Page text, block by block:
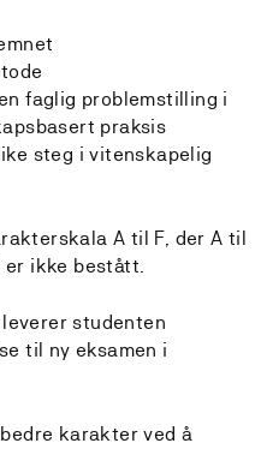
faglig problemstilling i
praksis
steg i vitenskapelig
A til F, der A til
er ikke bestått.
studenten
til ny eksamen i
karakter ved å